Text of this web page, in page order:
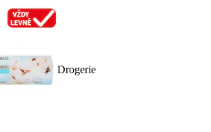
Drogerie